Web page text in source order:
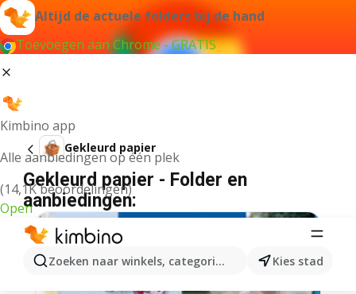
Altijd de actuele folders bij de hand
Toevoegen aan Chrome - GRATIS
Kimbino app
Alle aanbiedingen op één plek
(14,1K beoordelingen)
Open
Zoeken naar winkels, categorieën, producten...
Kies stad
Gekleurd papier
Gekleurd papier - Folder en
aanbiedingen: